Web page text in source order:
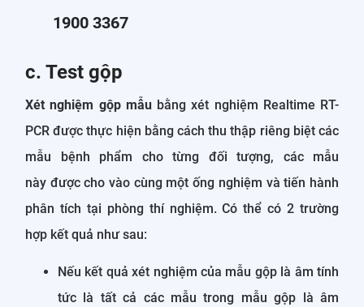
1900 3367
c. Test gộp
Xét nghiệm gộp mẫubằng xét nghiệm Realtime RT-
PCR được thực hiện bằng cách thu thập riêng biệt các
mẫu bệnh phẩm cho từng đối tượng, các mẫu
này được cho vào cùng một ống nghiệm và tiến hành
phân tích tại phòng thí nghiệm. Có thể có 2 trường
hợp kết quả như sau:
Nếu kết quả xét nghiệm của mẫu gộp là âm tính
tức là tất cả các mẫu trong mẫu gộp là âm